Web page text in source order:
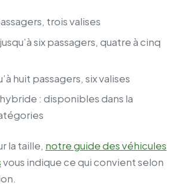
trois valises
six passagers, quatre à cinq
huit passagers, six valises
: disponibles dans la
la taille, notre guide des véhicules
vous indique ce qui convient selon